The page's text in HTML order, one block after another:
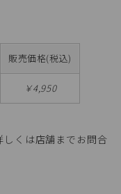
販売価格(税込)
￥4,950
しくは店舗までお問合